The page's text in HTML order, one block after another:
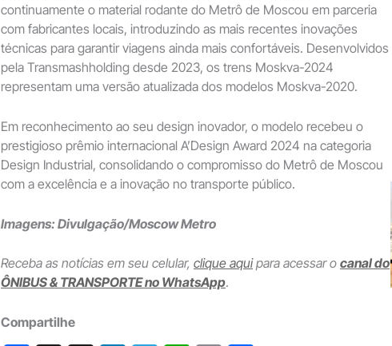
continuamente o material rodante do Metrô de Moscou em parceria
com fabricantes locais, introduzindo as mais recentes inovações
técnicas para garantir viagens ainda mais confortáveis. Desenvolvidos
pela Transmashholding desde 2023, os trens Moskva-2024
representam uma versão atualizada dos modelos Moskva-2020.
Em reconhecimento ao seu design inovador, o modelo recebeu o
prestigioso prêmio internacional A’Design Award 2024 na categoria
Design Industrial, consolidando o compromisso do Metrô de Moscou
com a excelência e a inovação no transporte público.
Imagens: Divulgação/Moscow Metro
Receba as notícias em seu celular, clique aquipara acessar o canal do
ÔNIBUS & TRANSPORTE no WhatsApp.
Compartilhe